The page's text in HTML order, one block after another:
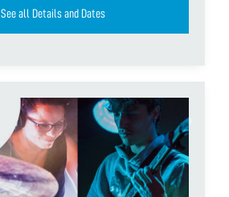
See all Details and Dates